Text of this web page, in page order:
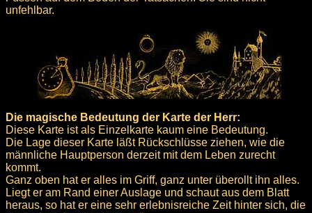
unfehlbar.
Die magische Bedeutung der Karte der Herr:
Diese Karte ist als Einzelkarte kaum eine Bedeutung.
Die Lage dieser Karte läßt Rückschlüsse ziehen, wie die
männliche Hauptperson derzeit mit dem Leben zurecht
kommt.
Ganz oben hat er alles im Griff, ganz unter überollt ihn alles.
Liegt er am Rand einer Auslage und schaut aus dem Blatt
heraus, so hat er eine sehr erlebnisreiche Zeit hinter sich, die